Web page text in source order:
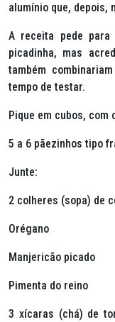
alumínio que, depois,
A receita pede para
picadinha, mas
também
tempo de testar.
Pique em cubos, com
5 a 6 pãezinhos tipo
Junte:
2 colheres (sopa) de
Orégano
Manjericão picado
Pimenta do reino
3 xícaras (chá) de